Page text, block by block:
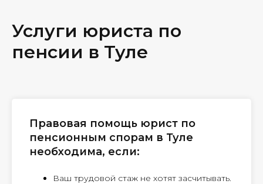
Услуги юриста по
пенсии в Туле
Правовая помощь юрист по
пенсионным спорам в Туле
необходима, если:
Ваш трудовой стаж не хотят засчитывать.